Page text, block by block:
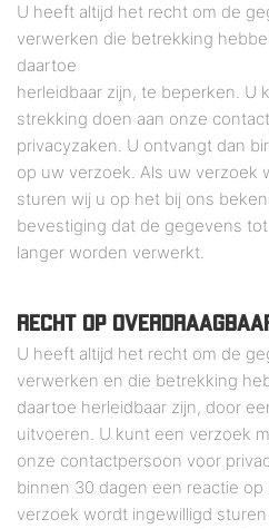
U heeft altijd het recht om de
verwerken die betrekking
daartoe
herleidbaar zijn, te beperken. U
strekking doen aan onze
privacyzaken. U ontvangt dan
op uw verzoek. Als uw verzoek
sturen wij u op het bij ons
bevestiging dat de gegevens
langer worden verwerkt.
RECHT OP
U heeft altijd het recht om de
verwerken en die betrekking
daartoe herleidbaar zijn, door
uitvoeren. U kunt een verzoek
onze contactpersoon voor
binnen 30 dagen een reactie
verzoek wordt ingewilligd